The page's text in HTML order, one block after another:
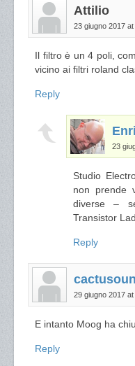
Attilio
23 giugno 2017
Il filtro è un 4 poli,
vicino ai filtri roland
Reply
23
Studio
non prende
diverse –
Transistor
Reply
29 giugno 2017 at
E intanto Moog ha
Reply